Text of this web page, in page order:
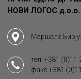
НОВИ ЛОГОС д.о.о.
Маршала
тел. +381 (0)11
факс +381